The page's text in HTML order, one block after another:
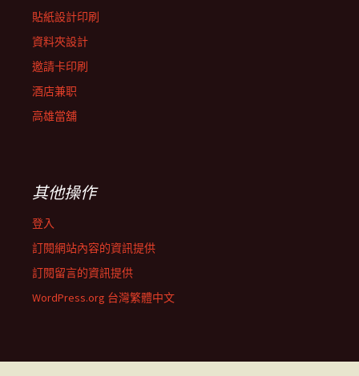
貼紙設計印刷
資料夾設計
邀請卡印刷
酒店兼职
高雄當舖
其他操作
登入
訂閱網站內容的資訊提供
訂閱留言的資訊提供
WordPress.org 台灣繁體中文